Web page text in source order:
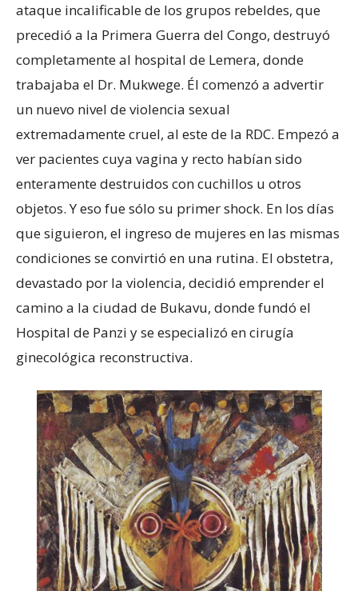
ataque incalificable de los grupos rebeldes, que
precedió a la Primera Guerra del Congo, destruyó
completamente al hospital de Lemera, donde
trabajaba el Dr. Mukwege. Él comenzó a advertir
un nuevo nivel de violencia sexual
extremadamente cruel, al este de la RDC. Empezó a
ver pacientes cuya vagina y recto habían sido
enteramente destruidos con cuchillos u otros
objetos. Y eso fue sólo su primer shock. En los días
que siguieron, el ingreso de mujeres en las mismas
condiciones se convirtió en una rutina. El obstetra,
devastado por la violencia, decidió emprender el
camino a la ciudad de Bukavu, donde fundó el
Hospital de Panzi y se especializó en cirugía
ginecológica reconstructiva.